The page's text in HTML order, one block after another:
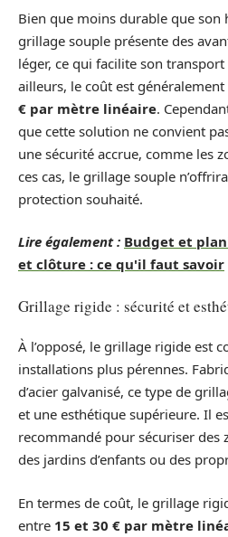
Bien que moins durable que
grillage souple présente des
léger, ce qui facilite son
ailleurs, le coût est
€ par mètre linéaire.
que cette solution ne convient
une sécurité accrue, comme les
ces cas, le grillage souple
protection souhaité.
Lire également : Budget et
et clôture : ce qu'il faut savoir
Grillage rigide : sécurité et
À l’opposé, le grillage rigide est
installations plus pérennes.
d’acier galvanisé, ce type de
et une esthétique supérieure. Il
recommandé pour sécuriser des
des jardins d’enfants ou des
En termes de coût, le grillage
entre 15 et 30 € par mètre